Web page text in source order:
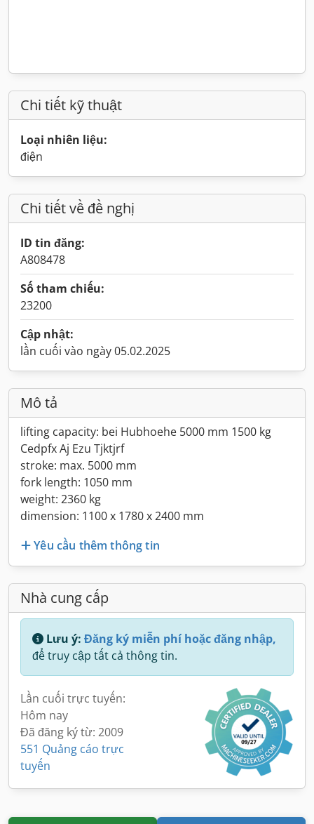
Chi tiết kỹ thuật
Loại nhiên liệu:
điện
Chi tiết về đề nghị
ID tin đăng:
A808478
Số tham chiếu:
23200
Cập nhật:
lần cuối vào ngày 05.02.2025
Mô tả
lifting capacity: bei Hubhoehe 5000 mm 1500 kg
Cedpfx Aj Ezu Tjktjrf
stroke: max. 5000 mm
fork length: 1050 mm
weight: 2360 kg
dimension: 1100 x 1780 x 2400 mm
Yêu cầu thêm thông tin
Nhà cung cấp
Lưu ý: Đăng ký miễn phí hoặc đăng nhập,
để truy cập tất cả thông tin.
Lần cuối trực tuyến:
Hôm nay
Đã đăng ký từ: 2009
551 Quảng cáo trực
tuyến